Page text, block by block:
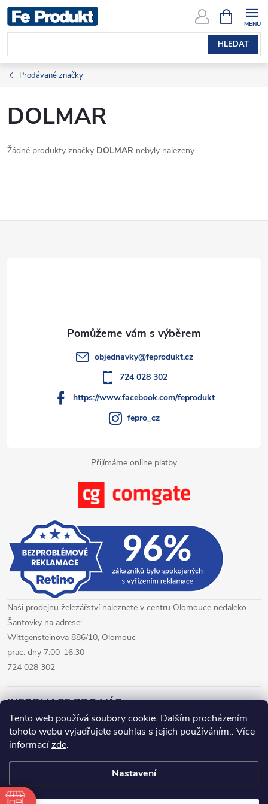
Tento web používá soubory cookie. Dalším procházením
tohoto webu vyjadřujete souhlas s jejich používáním.. Více
informacízde.
Nastavení
Přejít
na
obsah
HLEDAT
NÁKUPNÍ
KOŠÍK
Prodávané značky
DOLMAR
Žádné produkty značky DOLMAR nebyly nalezeny...
Přijímáme online platby
objednavky@feprodukt.cz
724 028 302
https://www.facebook.com/feprodukt
fepro_cz
Naši prodejnu železářství naleznete v centru Olomouce nedaleko
Šantovky na adrese:
Wittgensteinova 886/10, Olomouc
prac. dny 7:00-16:30
724 028 302
INFORMACE PRO VÁS
železářství Olomouc
CNC pálení plechů Olomouc
Copyright 2026www.fepro.cz. Všechna práva vyhrazena.